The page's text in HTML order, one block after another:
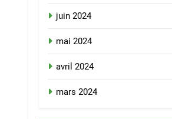
juin 2024
mai 2024
avril 2024
mars 2024